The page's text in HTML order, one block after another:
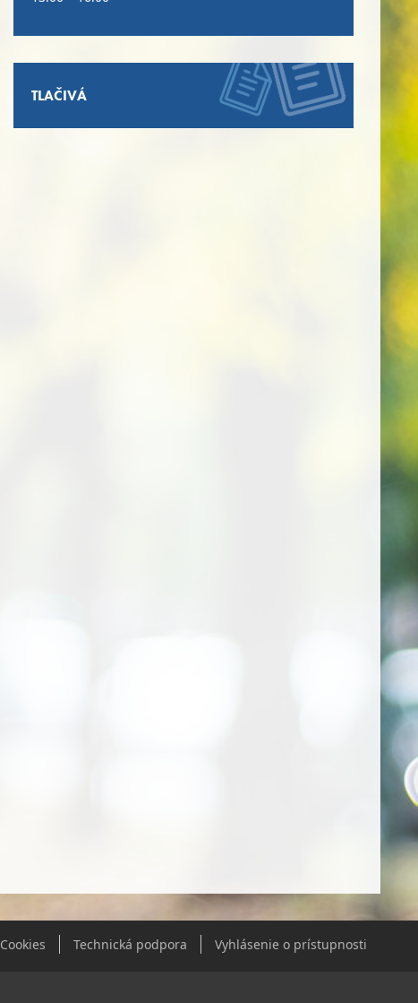
TLAČIVÁ
Vyhlásenie o prístupnosti
Technická podpora
Cookies